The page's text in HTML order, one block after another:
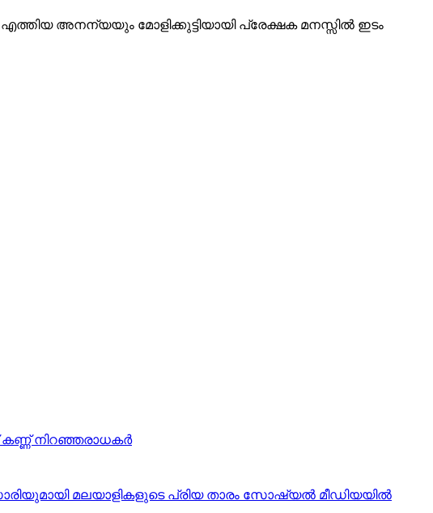
അനന്യയും മോളിക്കുട്ടിയായി പ്രേക്ഷക മനസ്സിൽ ഇടം
കണ്ണ് നിറഞ്ഞരാധകർ
മലയാളികളുടെ പ്രിയ താരം സോഷ്യല്‍ മീഡിയയില്‍